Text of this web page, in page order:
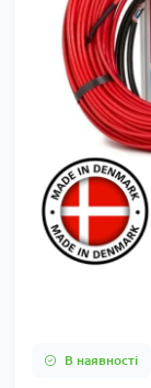
В наявності